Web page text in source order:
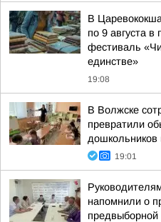
В
по 9 августа
фестиваль
единстве»
19:08
В Волжске
превратили
19:01
напомнили о
предвыборной